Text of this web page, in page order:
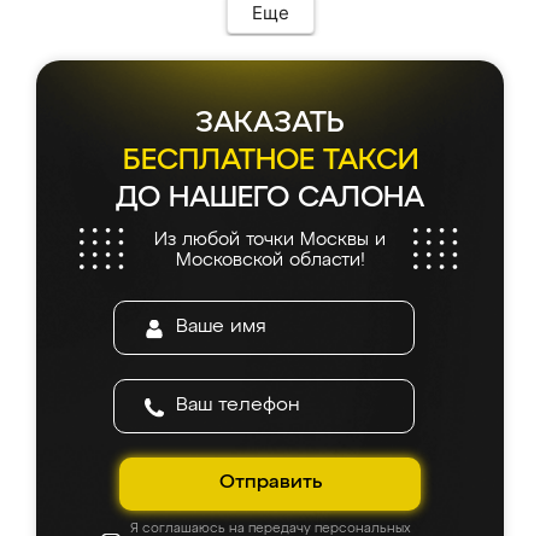
Еще
ЗАКАЗАТЬ
БЕСПЛАТНОЕ ТАКСИ
ДО НАШЕГО САЛОНА
Из любой точки Москвы и
Московской области!
Отправить
Я соглашаюсь на передачу персональных